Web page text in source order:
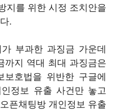
지를 위한 시정 조치안을
.
부과한 과징금 가운데
까지 역대 최대 과징금은
호법을 위반한 구글에
정보 유출 사건만 놓고
픈채팅방 개인정보 유출